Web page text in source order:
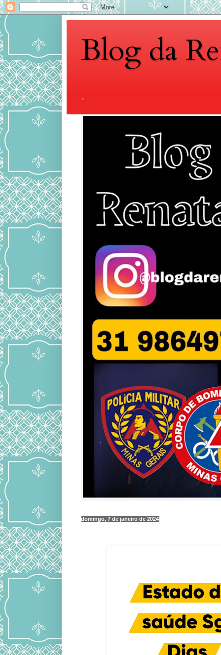
Blog da
.
domingo, 7 de janeiro de 2024